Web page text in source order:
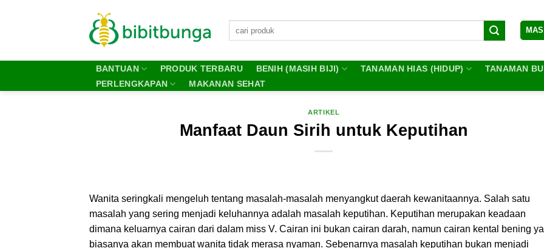
BANTUAN PRODUK TERBARU BENIH (MASIH BIJI) TANAMAN HIAS (HIDUP) TANAMAN
PERLENGKAPAN
MAKANAN SEHAT
ARTIKEL
Manfaat Daun Sirih untuk Keputihan
Wanita seringkali mengeluh tentang masalah-masalah menyangkut daerah kewanitaannya. Salah satu
masalah yang sering menjadi keluhannya adalah masalah keputihan. Keputihan merupakan keadaan
dimana keluarnya cairan dari dalam miss V. Cairan ini bukan cairan darah, namun cairan kental bening
biasanya akan membuat wanita tidak merasa nyaman. Sebenarnya masalah keputihan bukan menjadi